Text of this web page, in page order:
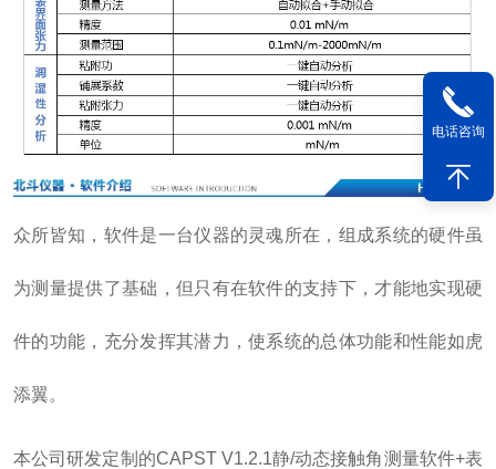
众所皆知，软件是一台仪器的灵魂所在，组成系统的硬件虽
为测量提供了基础，但只有在软件的支持下，才能地实现硬
件的功能，充分发挥其潜力，使系统的总体功能和性能如虎
添翼。
本公司研发定制的CAPST V1.2.1静/动态接触角测量软件+表
电话咨询